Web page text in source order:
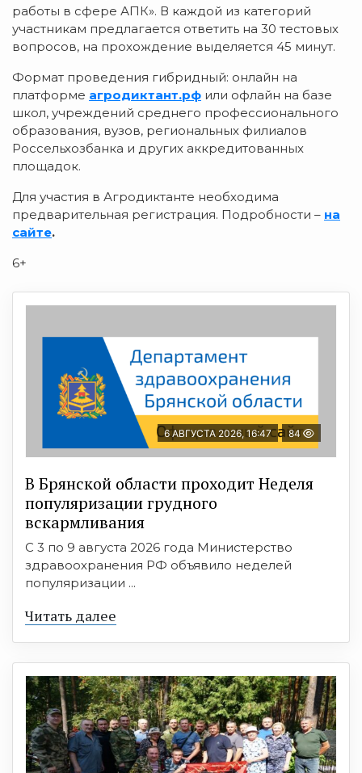
работы в сфере АПК». В каждой из категорий
участникам предлагается ответить на 30 тестовых
вопросов, на прохождение выделяется 45 минут.
Формат проведения гибридный: онлайн на
платформе агродиктант.рф или офлайн на базе
школ, учреждений среднего профессионального
образования, вузов, региональных филиалов
Россельхозбанка и других аккредитованных
площадок.
Для участия в Агродиктанте необходима
предварительная регистрация. Подробности – на
сайте.
6+
6 АВГУСТА 2026, 16:47 84
В Брянской области проходит Неделя
популяризации грудного
вскармливания
С 3 по 9 августа 2026 года Министерство
здравоохранения РФ объявило неделей
популяризации ...
Читать далее